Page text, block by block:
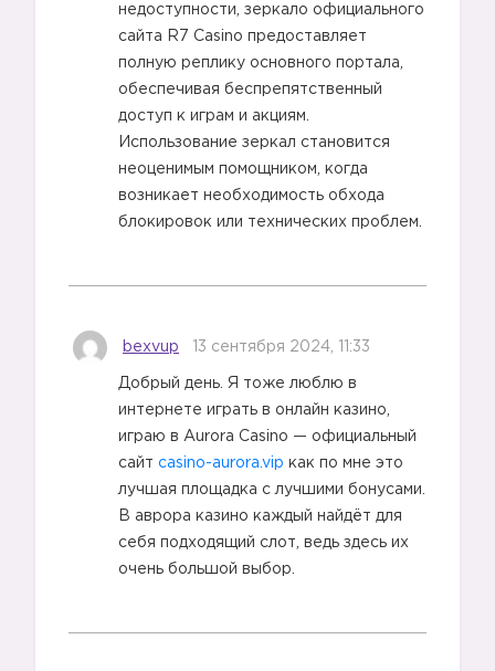
недоступности, зеркало официального
сайта R7 Casino предоставляет
полную реплику основного портала,
обеспечивая беспрепятственный
доступ к играм и акциям.
Использование зеркал становится
неоценимым помощником, когда
возникает необходимость обхода
блокировок или технических проблем.
bexvup 13 сентября 2024, 11:33
Добрый день. Я тоже люблю в
интернете играть в онлайн казино,
играю в Aurora Casino — официальный
сайт casino-aurora.vip как по мне это
лучшая площадка с лучшими бонусами.
В аврора казино каждый найдёт для
себя подходящий слот, ведь здесь их
очень большой выбор.